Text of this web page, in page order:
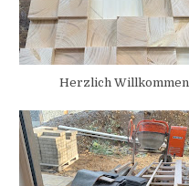
Herzlich Willkommen